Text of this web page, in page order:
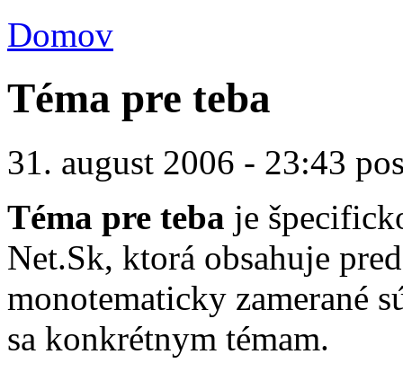
Domov
Téma pre teba
31. august 2006 - 23:43
Téma pre teba je
Net.Sk, ktorá obsahuje
monotematicky zamerané
sa konkrétnym témam.